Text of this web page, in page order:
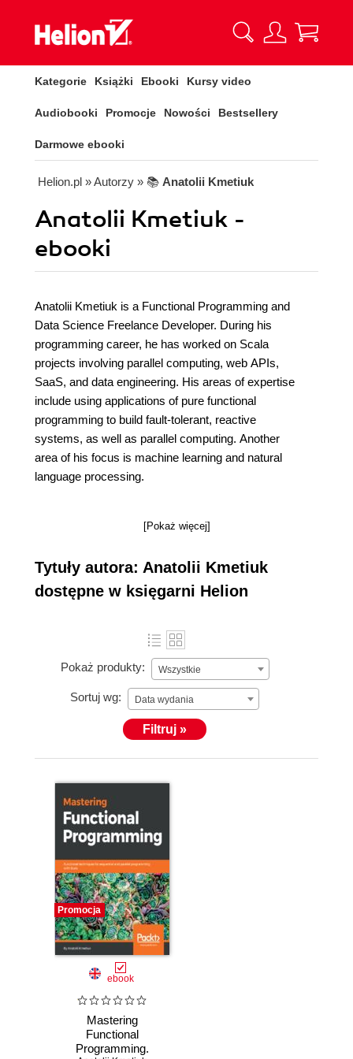
Kategorie Książki Ebooki Kursy video
Audiobooki Promocje Nowości Bestsellery
Darmowe ebooki
Helion.pl » Autorzy » 📚 Anatolii Kmetiuk
Anatolii Kmetiuk -
ebooki
Anatolii Kmetiuk is a Functional Programming and
Data Science Freelance Developer. During his
programming career, he has worked on Scala
projects involving parallel computing, web APIs,
SaaS, and data engineering. His areas of expertise
include using applications of pure functional
programming to build fault-tolerant, reactive
systems, as well as parallel computing. Another
area of his focus is machine learning and natural
language processing.
[Pokaż więcej]
Tytuły autora: Anatolii Kmetiuk
dostępne w księgarni Helion
Pokaż produkty: Wszystkie
Sortuj wg: Data wydania
Filtruj »
Promocja
ebook
Mastering
Functional
Programming.